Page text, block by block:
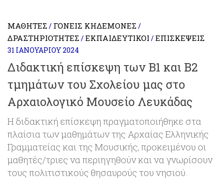
ΜΑΘΗΤΈΣ / ΓΟΝΕΊΣ ΚΗΔΕΜΌΝΕΣ /
ΔΡΑΣΤΗΡΙΌΤΗΤΕΣ /ΕΚΠΑΙΔΕΥΤΙΚΟΊ /ΕΠΙΣΚΈΨΕΙΣ
31 ΙΑΝΟΥΑΡΊΟΥ 2024
Διδακτική επίσκεψη των Β1 και Β2
τμημάτων του Σχολείου μας στο
Αρχαιολογικό Μουσείο Λευκάδας
Η διδακτική επίσκεψη πραγματοποιήθηκε στα
πλαίσια των μαθημάτων της Αρχαίας Ελληνικής
Γραμματείας και της Μουσικής, προκειμένου οι
μαθητές/τριες να περιηγηθούν και να γνωρίσουν
τους πολιτιστικούς θησαυρούς του νησιού.